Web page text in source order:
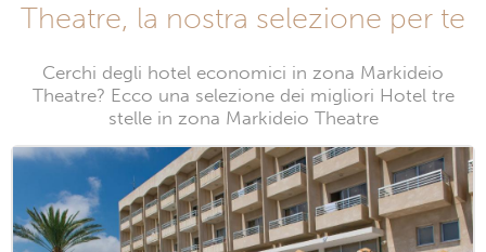
Theatre, la nostra selezione per te
Cerchi degli hotel economici in zona Markideio
Theatre? Ecco una selezione dei migliori Hotel tre
stelle in zona Markideio Theatre